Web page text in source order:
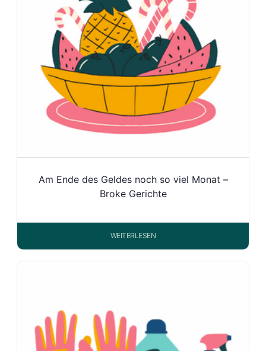
Am Ende des Geldes noch so viel Monat –
Broke Gerichte
WEITERLESEN